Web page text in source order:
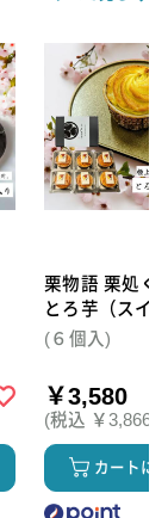
栗物語 栗処く
とろ芋（スイ
テト）6個セッ
(６個入)
￥3,580
(税込 ￥3,866)
カートに